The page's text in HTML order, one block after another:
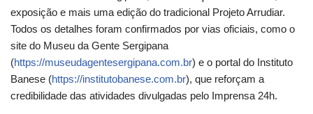
exposição e mais uma edição do tradicional Projeto Arrudiar.
Todos os detalhes foram confirmados por vias oficiais, como o
site do Museu da Gente Sergipana
(https://museudagentesergipana.com.br) e o portal do Instituto
Banese (https://institutobanese.com.br), que reforçam a
credibilidade das atividades divulgadas pelo Imprensa 24h.